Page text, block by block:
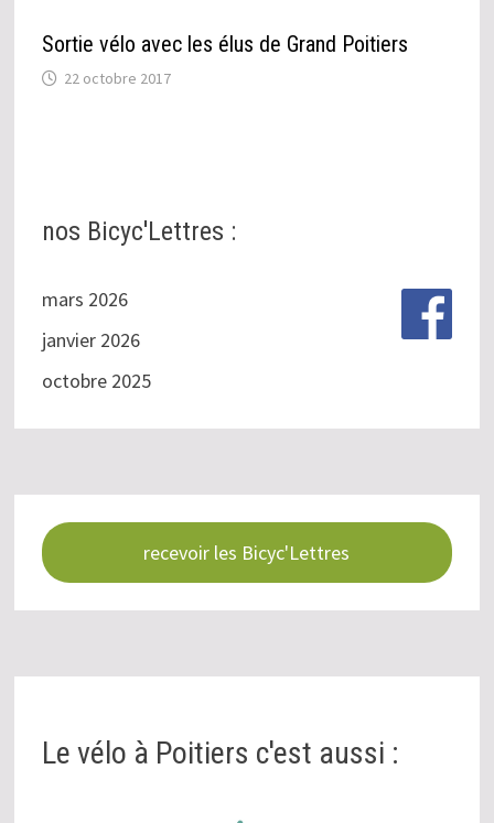
Sortie vélo avec les élus de Grand Poitiers
22 octobre 2017
nos Bicyc'Lettres :
mars 2026
janvier 2026
octobre 2025
recevoir les Bicyc'Lettres
Le vélo à Poitiers c'est aussi :